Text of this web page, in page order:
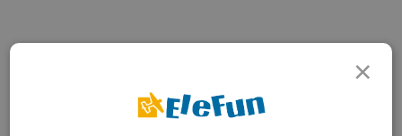
Motor & tilbehør
Tips en venn Anmeldelser
×